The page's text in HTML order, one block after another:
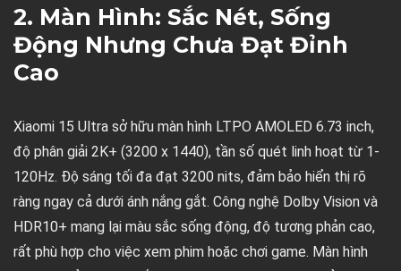
2. Màn Hình: Sắc Nét, Sống
Động Nhưng Chưa Đạt Đỉnh
Cao
Xiaomi 15 Ultra sở hữu màn hình LTPO AMOLED 6.73 inch,
độ phân giải 2K+ (3200 x 1440), tần số quét linh hoạt từ 1-
120Hz. Độ sáng tối đa đạt 3200 nits, đảm bảo hiển thị rõ
ràng ngay cả dưới ánh nắng gắt. Công nghệ Dolby Vision và
HDR10+ mang lại màu sắc sống động, độ tương phản cao,
rất phù hợp cho việc xem phim hoặc chơi game. Màn hình